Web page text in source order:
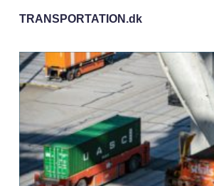
TRANSPORTATION.dk